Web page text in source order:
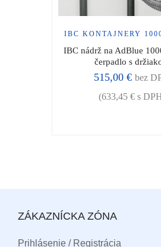
IBC KONTAJNERY
IBC nádrž na AdBlue
čerpadlo s
515,00 € bez
(633,45 €s
ZÁKAZNÍCKA ZÓNA
Prihlásenie / Registrácia